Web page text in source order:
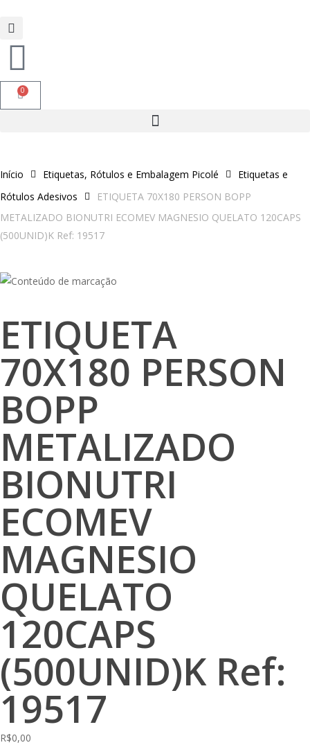
0
Início Etiquetas, Rótulos e Embalagem Picolé
Etiquetas e
Rótulos Adesivos
ETIQUETA 70X180 PERSON BOPP
METALIZADO BIONUTRI ECOMEV MAGNESIO QUELATO 120CAPS
(500UNID)K Ref: 19517
ETIQUETA
70X180 PERSON
BOPP
METALIZADO
BIONUTRI
ECOMEV
MAGNESIO
QUELATO
120CAPS
(500UNID)K Ref:
19517
R$0,00